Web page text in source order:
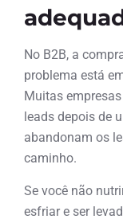
No B2B, a
problema está
Muitas
leads depois de
abandonam os
caminho.
Se você não
esfriar e ser